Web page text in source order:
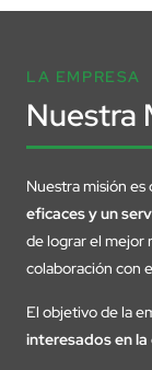
LA EMPRESA
Nuestra
Nuestra misión
eficaces y un
de lograr el mejor
colaboración con
El objetivo de la
interesados en